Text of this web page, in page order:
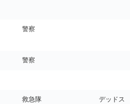
警察
警察
救急隊
デッドス